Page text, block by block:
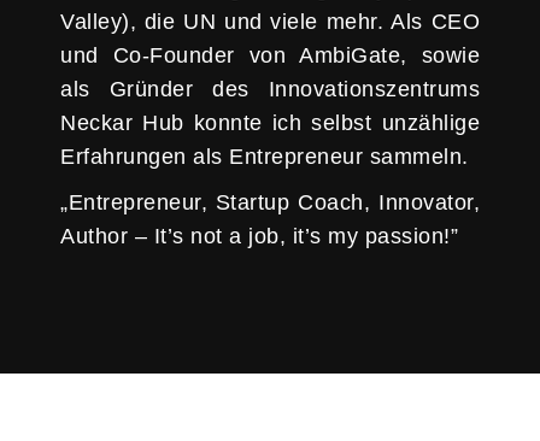
Valley), die UN und viele mehr. Als CEO
und Co-Founder von AmbiGate, sowie
als Gründer des Innovationszentrums
Neckar Hub konnte ich selbst unzählige
Erfahrungen als Entrepreneur sammeln.
„Entrepreneur, Startup Coach, Innovator,
Author – It’s not a job, it’s my passion!”